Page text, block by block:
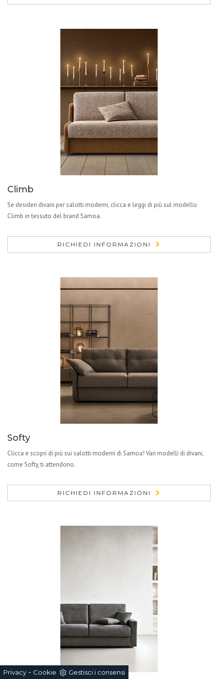
Climb
Se desideri divani per salotti moderni, clicca e leggi di più sul modello
Climb in tessuto del brand Samoa.
RICHIEDI INFORMAZIONI
Softy
Clicca e scopri di più sui salotti moderni di Samoa! Vari modelli di divani,
come Softy, ti attendono.
RICHIEDI INFORMAZIONI
Privacy - Cookie Gestisci i consensi